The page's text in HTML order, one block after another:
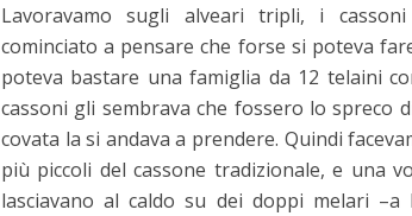
Lavoravamo sugli alveari tripli, i
cominciato a pensare che forse si poteva
poteva bastare una famiglia da 12 telaini
cassoni gli sembrava che fossero lo spreco
covata la si andava a prendere. Quindi
più piccoli del cassone tradizionale, e una
lasciavano al caldo su dei doppi melari